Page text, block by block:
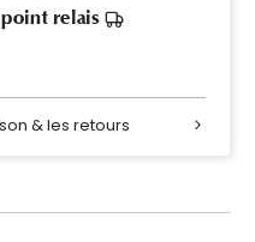
relais
& les retours